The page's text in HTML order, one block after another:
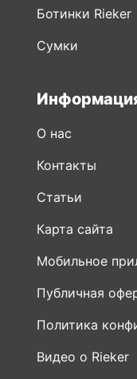
Ботинки Rieker
Сумки
О нас
Контакты
Статьи
Карта сайта
Мобильное
Публичная
Политика
Видео о Rieker